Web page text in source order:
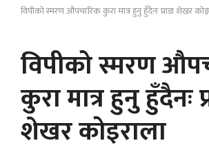
विपीको स्मरण औपचारिक कुरा मात्र हुनु हुँदैनः प्राडा शेखर
विपीको स्मरण
कुरा मात्र हुनु हुँदैनः
शेखर कोइराला